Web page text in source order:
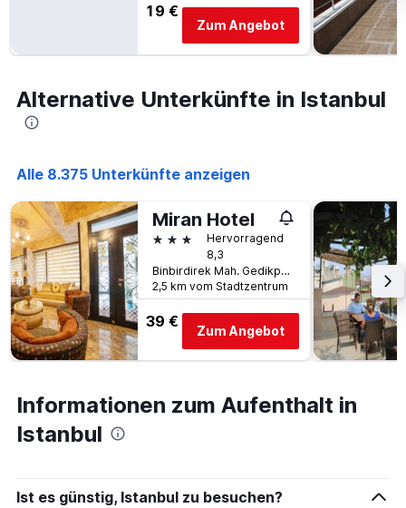
19 €
Zum Angebot
Alternative Unterkünfte in Istanbul
Alle 8.375 Unterkünfte anzeigen
Miran Hotel
3 SterneHervorragend
8,3
Binbirdirek Mah. Gedikpasa Cami Sok. No:66 Cemberlitas, Istanbul, Türkei
2,5 km vom Stadtzentrum
39 €
Zum Angebot
Informationen zum Aufenthalt in
Istanbul
Ist es günstig, Istanbul zu besuchen?